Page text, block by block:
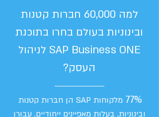
למה 60,000 חברות קטנות
ובינוניות בעולם בחרו בתוכנת
SAP Business ONE לניהול
העסק?
77%
מלקוחות SAP הן חברות קטנות
ובינוניות, בעלות מאפיינים ייחודיים. עבורן